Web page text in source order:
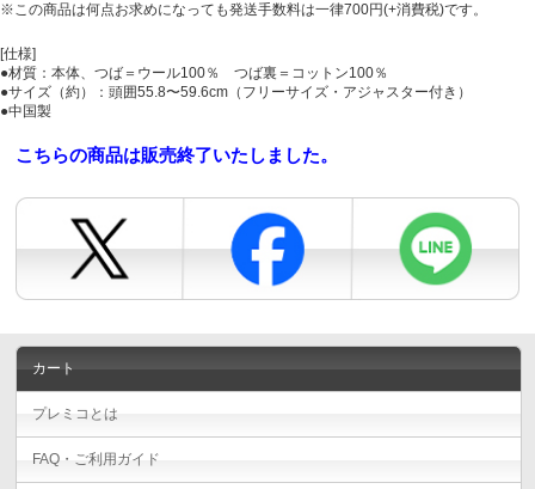
※この商品は何点お求めになっても発送手数料は一律700円(+消費税)です。
[仕様]
●材質：本体、つば＝ウール100％ つば裏＝コットン100％
●サイズ（約）：頭囲55.8〜59.6cm（フリーサイズ・アジャスター付き）
●中国製
こちらの商品は販売終了いたしました。
カート
プレミコとは
FAQ・ご利用ガイド